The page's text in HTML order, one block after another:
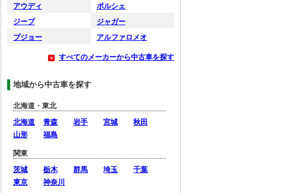
アウディ
ポルシェ
ジープ
ジャガー
プジョー
アルファロメオ
すべてのメーカーから中古車を探す
地域から中古車を探す
北海道・東北
北海道
青森 岩手 宮城
秋田
山形
福島
関東
茨城
栃木 群馬 埼玉
千葉
東京
神奈川